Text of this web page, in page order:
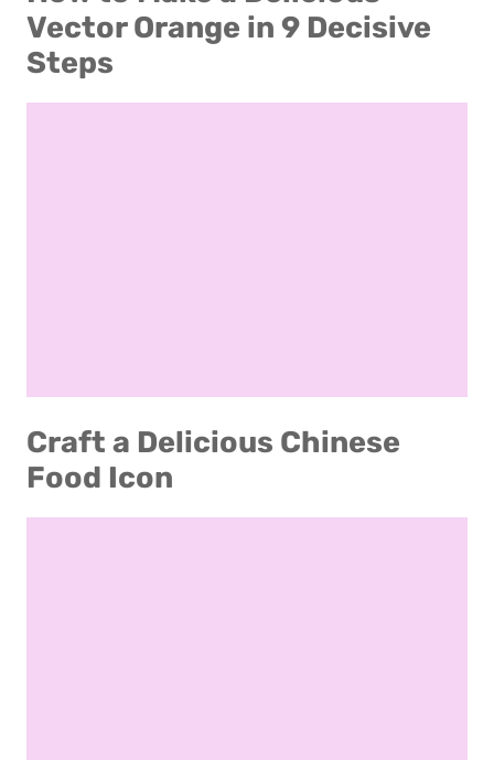
Vector Orange in 9 Decisive
Steps
Craft a Delicious Chinese
Food Icon